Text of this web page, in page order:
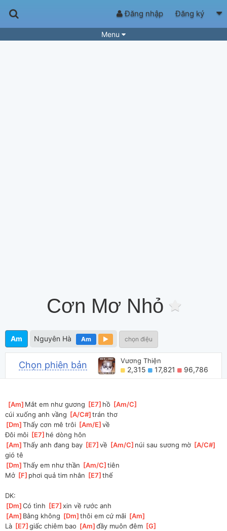
Đăng nhập Đăng ký
Menu
Cơn Mơ Nhỏ
Am Nguyên Hà Am chọn điệu
Chọn phiên bản Vương Thiện
2,315 17,821 96,786
[Am ]Mắt em như gương [E7 ]hồ [Am/C
cúi xuống anh vầng [A/C# ]trán thơ
[Dm ]
Thấy cơn mê trôi [Am/E ]
về
Đôi môi [E7 ]hé dòng hôn
[Am ]
Thấy anh đang bay [E7 ]
về [Am/C ]núi sau sương mờ [A/C#
gió tê
[Dm ]
Thấy em như thần [Am/C ]tiên
Mở [F ]phơi quả tim nhân [E7 ]thế
DK:
[Dm ]
Có tình [E7 ]
xin về rước anh
[Am ]Bằng không [Dm ]thôi em cứ mãi [Am
Là [E7 ]
giấc chiêm bao [Am ]
đầy muôn đêm [G